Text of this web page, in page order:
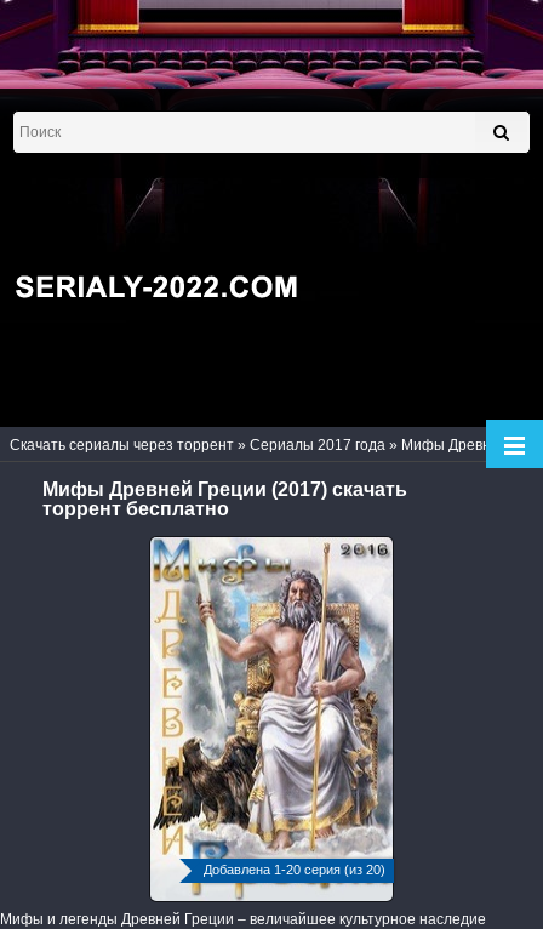
Скачать сериалы через торрент » Сериалы 2017 года » Мифы Древней Греции (2017)
Мифы Древней Греции (2017) скачать
торрент бесплатно
Добавлена 1-20 серия (из 20)
Мифы и легенды Древней Греции – величайшее культурное наследие